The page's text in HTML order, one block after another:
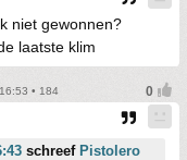
niet gewonnen?
laatste klim
• 184
schreef Pistolero